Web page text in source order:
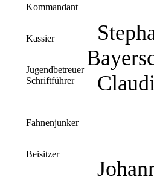
Kommandant
Kassier
Jugendbetreuer
Schriftführer
Fahnenjunker
Beisitzer